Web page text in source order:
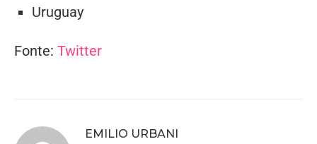
Uruguay
Fonte: Twitter
EMILIO URBANI